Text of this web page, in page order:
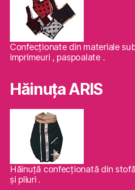
Confecţionate din materiale
imprimeuri , paspoalate .
Hăinuţa ARIS
Hăinuţă confecţionată din
şi pliuri .